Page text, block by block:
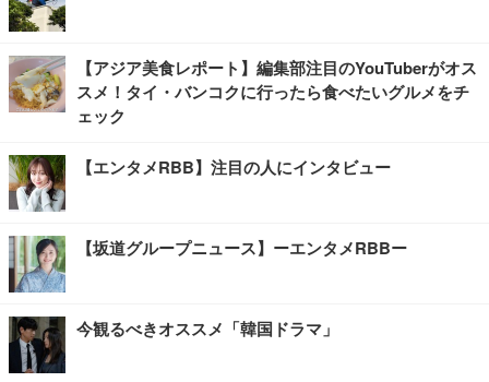
【アジア美食レポート】編集部注目のYouTuberがオス
スメ！タイ・バンコクに行ったら食べたいグルメをチ
ェック
【エンタメRBB】注目の人にインタビュー
【坂道グループニュース】ーエンタメRBBー
今観るべきオススメ「韓国ドラマ」